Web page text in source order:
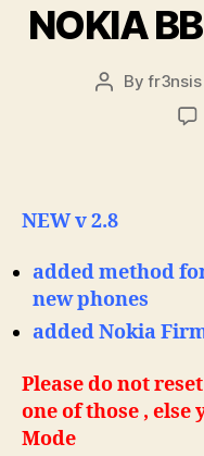
NOKIA
PostByfr3nsis
NEW v 2.8
added method
new phones
added Nokia
Please do not
one of those , else
Mode